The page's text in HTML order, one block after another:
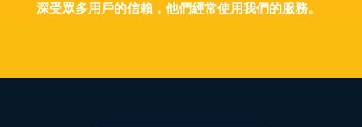
深受眾多用戶的信賴，他們經常使用我們的服務。